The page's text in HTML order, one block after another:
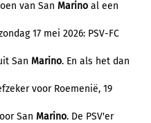
van San Marino al een
17 mei 2026: PSV-FC
San Marino. En als het dan
voor Roemenië, 19
San Marino. De PSV'er